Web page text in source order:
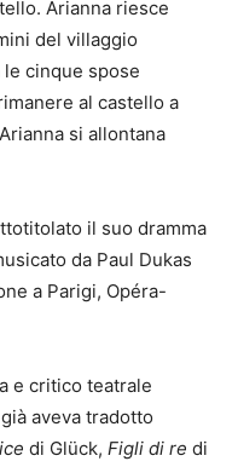
Arianna riesce
del villaggio
cinque spose
al castello a
si allontana
il suo dramma
da Paul Dukas
a Parigi, Opéra-
e critico teatrale
aveva tradotto
di Glück, Figli di re di